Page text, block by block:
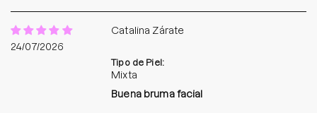
24/07/2026
Catalina Zárate
Tipo de Piel:
Mixta
Buena bruma facial